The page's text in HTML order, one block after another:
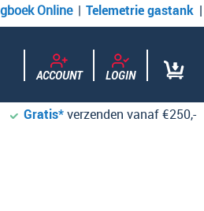
Online Telemetrie gastank
ACCOUNT LOGIN
Gratis*verzenden vanaf €250,-